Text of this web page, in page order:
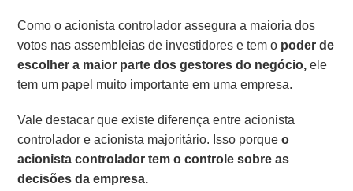
Como o acionista controlador assegura a maioria dos
votos nas assembleias de investidores e tem o poder de
escolher a maior parte dos gestores do negócio,ele
tem um papel muito importante em uma empresa.
Vale destacar que existe diferença entre acionista
controlador e acionista majoritário. Isso porqueo
acionista controlador tem o controle sobre as
decisões da empresa.